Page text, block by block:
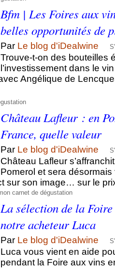
Bfm | Les Foires aux
belles opportunités de
Par Le blog d'iDealwine
Trouve-t-on des bouteilles
l’investissement dans le
Angélique de
Château Lafleur : en
France, quelle valeur
Par Le blog d'iDealwine
Château Lafleur
Pomerol et sera
sur son image… sur le
carnet de dégustation
La sélection de la
notre acheteur Luca
Par Le blog d'iDealwine
Luca vous vient en aide
pendant la Foire aux vins